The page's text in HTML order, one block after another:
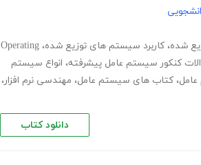
شده، کاربرد سیستم های توزیع شده، Operating
کنکور سیستم عامل پیشرفته، انواع سیستم
، کتاب های سیستم عامل، مهندسی نرم افزار،
دانلود کتاب